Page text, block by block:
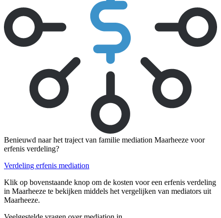
Benieuwd naar het traject van familie mediation Maarheeze voor
erfenis verdeling?
Verdeling erfenis mediation
Klik op bovenstaande knop om de kosten voor een erfenis verdeling
in Maarheeze te bekijken middels het vergelijken van mediators uit
Maarheeze.